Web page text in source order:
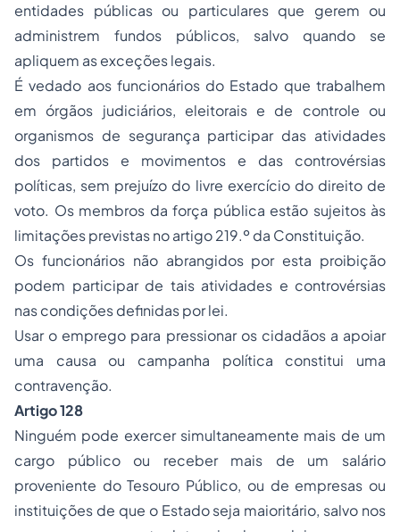
entidades públicas ou particulares que gerem ou
administrem fundos públicos, salvo quando se
apliquem as exceções legais.
É vedado aos funcionários do Estado que trabalhem
em órgãos judiciários, eleitorais e de controle ou
organismos de segurança participar das atividades
dos partidos e movimentos e das controvérsias
políticas, sem prejuízo do livre exercício do direito de
voto. Os membros da força pública estão sujeitos às
limitações previstas no artigo 219.º da Constituição.
Os funcionários não abrangidos por esta proibição
podem participar de tais atividades e controvérsias
nas condições definidas por lei.
Usar o emprego para pressionar os cidadãos a apoiar
uma causa ou campanha política constitui uma
contravenção.
Artigo 128
Ninguém pode exercer simultaneamente mais de um
cargo público ou receber mais de um salário
proveniente do Tesouro Público, ou de empresas ou
instituições de que o Estado seja maioritário, salvo nos